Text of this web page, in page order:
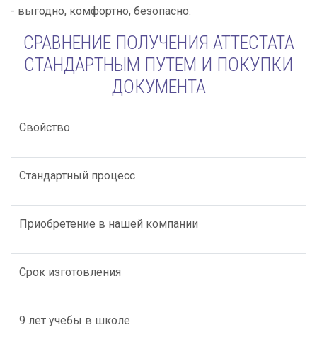
- выгодно, комфортно, безопасно.
СРАВНЕНИЕ ПОЛУЧЕНИЯ АТТЕСТАТА
СТАНДАРТНЫМ ПУТЕМ И ПОКУПКИ
ДОКУМЕНТА
Свойство
Стандартный процесс
Приобретение в нашей компании
Срок изготовления
9 лет учебы в школе